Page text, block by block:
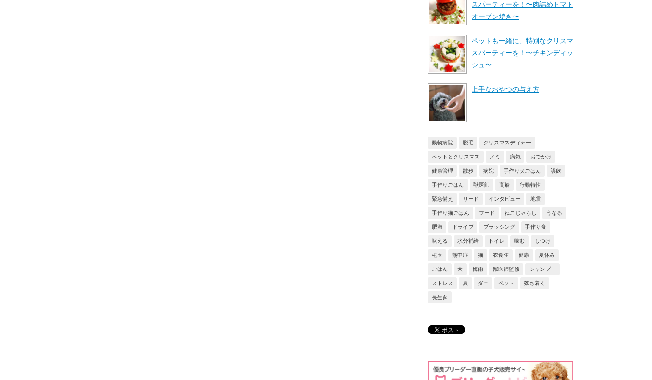
スパーティーを！〜肉詰めトマト
オーブン焼き〜
ペットも一緒に、特別なクリスマ
スパーティーを！〜チキンディッ
シュ〜
上手なおやつの与え方
動物病院 脱毛 クリスマスディナー
ペットとクリスマス ノミ 病気 おでかけ
健康管理 散歩 病院 手作り犬ごはん 誤飲
手作りごはん 獣医師 高齢 行動特性
緊急備え リード インタビュー 地震
手作り猫ごはん フード ねこじゃらし うなる
肥満 ドライブ ブラッシング 手作り食
吠える 水分補給 トイレ 噛む しつけ
毛玉 熱中症 猫 衣食住 健康 夏休み
ごはん 犬 梅雨 獣医師監修 シャンプー
ストレス 夏 ダニ ペット 落ち着く
長生き